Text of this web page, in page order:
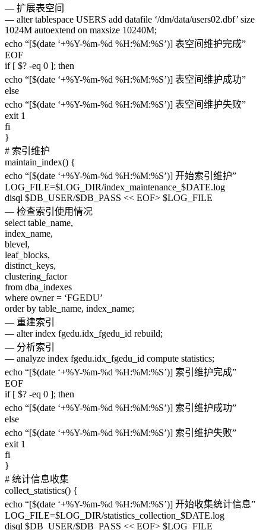
— 扩展表空间
— alter tablespace USERS add datafile ‘/dm/data/users02.dbf’ size
1024M autoextend on maxsize 10240M;
echo “[$(date ‘+%Y-%m-%d %H:%M:%S’)] 表空间维护完成”
EOF
if [ $? -eq 0 ]; then
echo “[$(date ‘+%Y-%m-%d %H:%M:%S’)] 表空间维护成功”
else
echo “[$(date ‘+%Y-%m-%d %H:%M:%S’)] 表空间维护失败”
exit 1
fi
}
# 索引维护
maintain_index() {
echo “[$(date ‘+%Y-%m-%d %H:%M:%S’)] 开始索引维护”
LOG_FILE=$LOG_DIR/index_maintenance_$DATE.log
disql $DB_USER/$DB_PASS << EOF> $LOG_FILE
— 检查索引使用情况
select table_name,
index_name,
blevel,
leaf_blocks,
distinct_keys,
clustering_factor
from dba_indexes
where owner = ‘FGEDU’
order by table_name, index_name;
— 重建索引
— alter index fgedu.idx_fgedu_id rebuild;
— 分析索引
— analyze index fgedu.idx_fgedu_id compute statistics;
echo “[$(date ‘+%Y-%m-%d %H:%M:%S’)] 索引维护完成”
EOF
if [ $? -eq 0 ]; then
echo “[$(date ‘+%Y-%m-%d %H:%M:%S’)] 索引维护成功”
else
echo “[$(date ‘+%Y-%m-%d %H:%M:%S’)] 索引维护失败”
exit 1
fi
}
# 统计信息收集
collect_statistics() {
echo “[$(date ‘+%Y-%m-%d %H:%M:%S’)] 开始收集统计信息”
LOG_FILE=$LOG_DIR/statistics_collection_$DATE.log
disql $DB_USER/$DB_PASS << EOF> $LOG_FILE